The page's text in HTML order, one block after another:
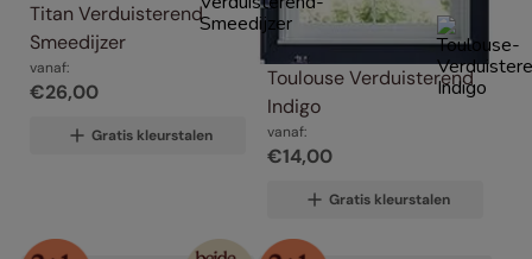
Titan Verduisterend
Smeedijzer
vanaf:
€26,00
Gratis kleurstalen
Toulouse Verduisterend
Indigo
vanaf:
€14,00
Gratis kleurstalen